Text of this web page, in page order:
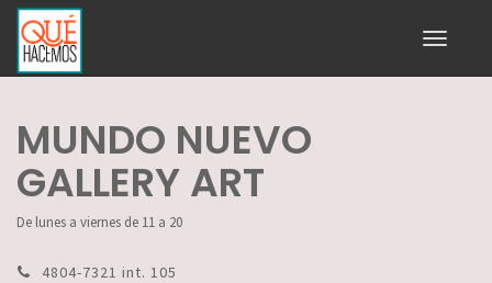
Toggle
MUNDO NUEVO
GALLERY ART
De lunes a viernes de 11 a 20
4804-7321 int. 105